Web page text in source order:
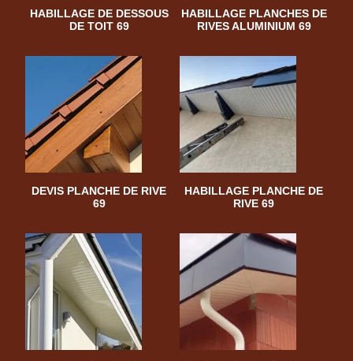
HABILLAGE DE DESSOUS
DE TOIT 69
HABILLAGE PLANCHES DE
RIVES ALUMINIUM 69
DEVIS PLANCHE DE RIVE
69
HABILLAGE PLANCHE DE
RIVE 69